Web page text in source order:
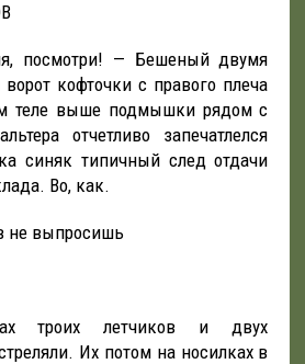
посмотри! — Бешеный двумя
кофточки с правого плеча
теле выше подмышки рядом с
отчетливо запечатлелся
синяк типичный след отдачи
Во, как.
не выпросишь
троих летчиков и двух
Их потом на носилках в